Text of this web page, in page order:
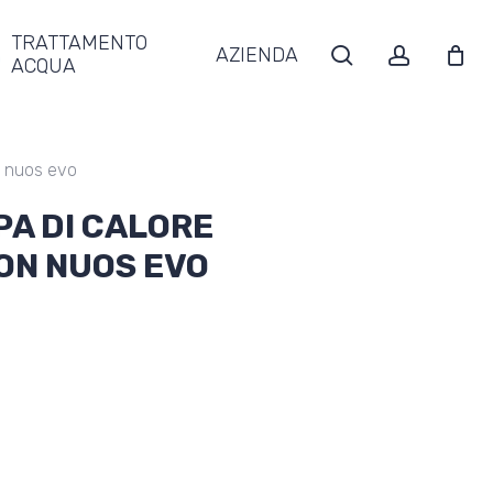
TRATTAMENTO
ACQUA
AZIENDA searchaccount
evo
DI CALORE
NUOS EVO